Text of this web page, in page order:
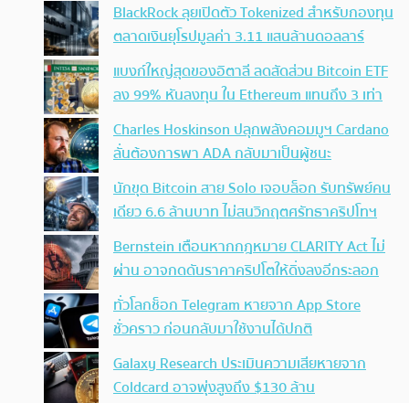
BlackRock ลุยเปิดตัว Tokenized สำหรับกองทุน
ตลาดเงินยุโรปมูลค่า 3.11 แสนล้านดอลลาร์
แบงก์ใหญ่สุดของอิตาลี ลดสัดส่วน Bitcoin ETF
ลง 99% หันลงทุน ใน Ethereum แทนถึง 3 เท่า
Charles Hoskinson ปลุกพลังคอมมูฯ Cardano
ลั่นต้องการพา ADA กลับมาเป็นผู้ชนะ
นักขุด Bitcoin สาย Solo เจอบล็อก รับทรัพย์คน
เดียว 6.6 ล้านบาท ไม่สนวิกฤตศรัทธาคริปโทฯ
Bernstein เตือนหากกฎหมาย CLARITY Act ไม่
ผ่าน อาจกดดันราคาคริปโตให้ดิ่งลงอีกระลอก
ทั่วโลกช็อก Telegram หายจาก App Store
ชั่วคราว ก่อนกลับมาใช้งานได้ปกติ
Galaxy Research ประเมินความเสียหายจาก
Coldcard อาจพุ่งสูงถึง $130 ล้าน